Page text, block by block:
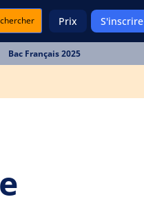
Prix S'inscrire
Bac Français 2025